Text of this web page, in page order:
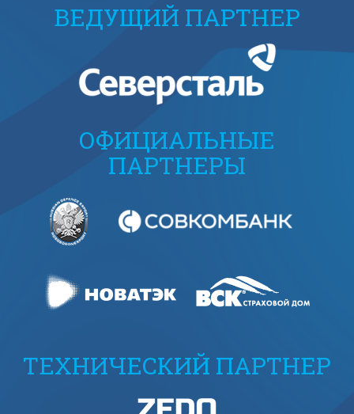
ВЕДУЩИЙ ПАРТНЕР
ОФИЦИАЛЬНЫЕ
ПАРТНЕРЫ
ТЕХНИЧЕСКИЙ ПАРТНЕР